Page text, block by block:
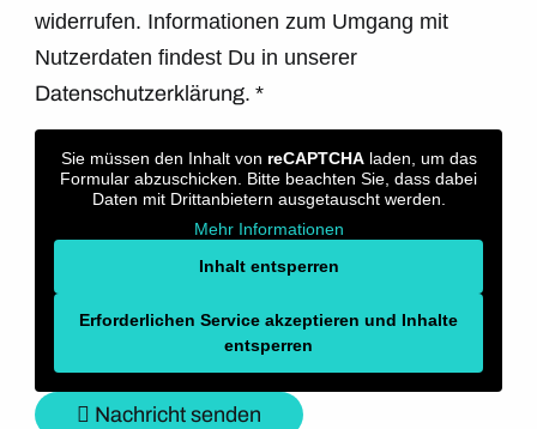
widerrufen. Informationen zum Umgang mit
Nutzerdaten findest Du in unserer
Datenschutzerklärung.*
Sie müssen den Inhalt von reCAPTCHAladen, um das
Formular abzuschicken. Bitte beachten Sie, dass dabei
Daten mit Drittanbietern ausgetauscht werden.
Mehr Informationen
Inhalt entsperren
Erforderlichen Service akzeptieren und Inhalte
entsperren
Nachricht senden